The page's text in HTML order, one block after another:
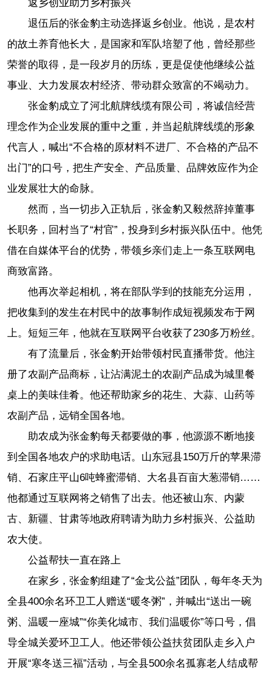
返乡创业助力乡村振兴
退伍后的张金豹主动选择返乡创业。他说，是农村
的故土养育他长大，是国家和军队培塑了他，曾经那些
荣誉的取得，是一段岁月的历练，更是促使他继续公益
事业、大力发展农村经济、带动群众致富的不竭动力。
张金豹成立了河北航牌线缆有限公司，将诚信经营
理念作为企业发展的重中之重，并当起航牌线缆的形象
代言人，喊出“不合格的原材料不进厂、不合格的产品不
出门”的口号，把生产安全、产品质量、品牌效应作为企
业发展壮大的命脉。
然而，当一切步入正轨后，张金豹又毅然辞掉董事
长职务，回村当了“村官”，投身到乡村振兴队伍中。他凭
借在自媒体平台的优势，带领乡亲们走上一条互联网电
商致富路。
他再次举起相机，将在部队学到的技能充分运用，
把收集到的发生在村民中的故事制作成短视频发布于网
上。短短三年，他就在互联网平台收获了230多万粉丝。
有了流量后，张金豹开始带领村民直播带货。他注
册了农副产品商标，让沾满泥土的农副产品成为城里餐
桌上的美味佳肴。他还帮助家乡的花生、大蒜、山药等
农副产品，远销全国各地。
助农成为张金豹每天都要做的事，他源源不断地接
到全国各地农户的求助电话。山东冠县150万斤的苹果滞
销、石家庄平山6吨蜂蜜滞销、大名县百亩大葱滞销……
他都通过互联网将之销售了出去。他还被山东、内蒙
古、新疆、甘肃等地政府聘请为助力乡村振兴、公益助
农大使。
公益帮扶一直在路上
在家乡，张金豹组建了“金戈公益”团队，每年冬天为
全县400余名环卫工人赠送“暖冬粥”，并喊出“送出一碗
粥、温暖一座城”“你美化城市、我们温暖你”等口号，倡
导全城关爱环卫工人。他还带领公益扶贫团队走乡入户
开展“寒冬送三福”活动，与全县500余名孤寡老人结成帮